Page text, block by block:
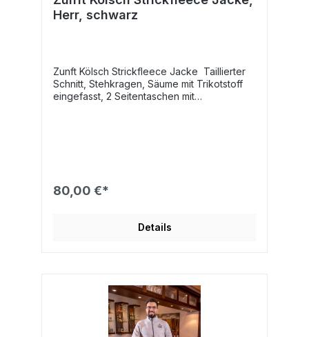
Herr, schwarz
Zunft Kölsch Strickfleece Jacke Taillierter
Schnitt, Stehkragen, Säume mit Trikotstoff
eingefasst, 2 Seitentaschen mit
80,00 €*
Details